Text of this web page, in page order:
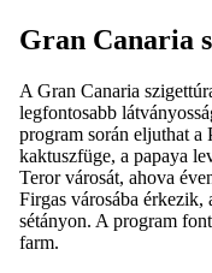
Gran Canaria
A Gran Canaria
legfontosabb
program során eljuthat a
kaktuszfüge, a papaya
Teror városát, ahova
Firgas városába érkezik,
sétányon. A program
farm.